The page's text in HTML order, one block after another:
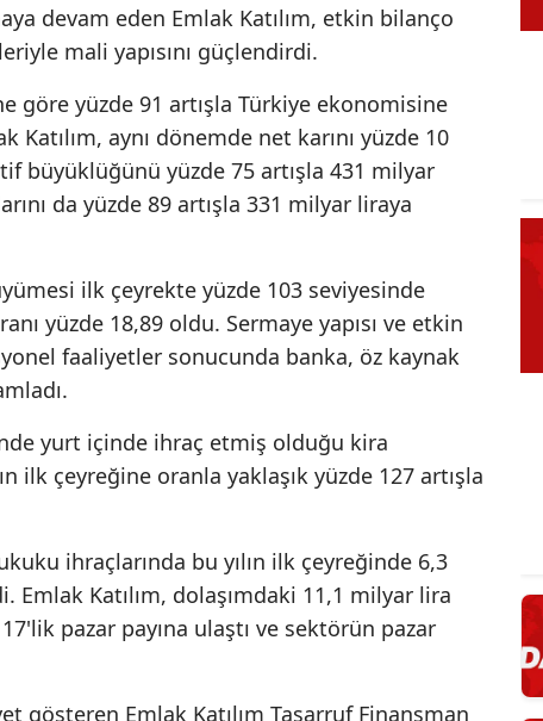
devam eden Emlak Katılım, etkin bilanço
mali yapısını güçlendirdi.
göre yüzde 91 artışla Türkiye ekonomisine
aynı dönemde net karını yüzde 10
büyüklüğünü yüzde 75 artışla 431 milyar
da yüzde 89 artışla 331 milyar liraya
ilk çeyrekte yüzde 103 seviyesinde
yüzde 18,89 oldu. Sermaye yapısı ve etkin
faaliyetler sonucunda banka, öz kaynak
yurt içinde ihraç etmiş olduğu kira
ilk çeyreğine oranla yaklaşık yüzde 127 artışla
ihraçlarında bu yılın ilk çeyreğinde 6,3
Katılım, dolaşımdaki 11,1 milyar lira
pazar payına ulaştı ve sektörün pazar
gösteren Emlak Katılım Tasarruf Finansman